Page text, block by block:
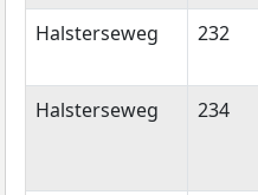
Halsterseweg
232
Halsterseweg
234